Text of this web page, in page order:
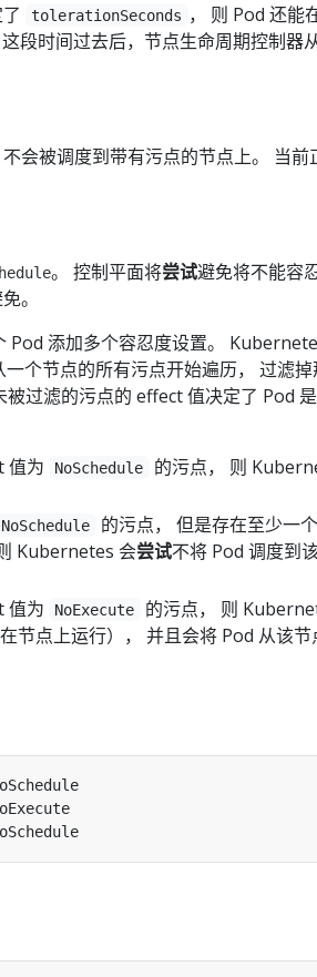
tolerationSeconds ， 则 Pod 还能
段时间过去后，节点生命周期控制器
会被调度到带有污点的节点上。 当前
。 控制平面将尝试避免将不能容
。
Pod 添加多个容忍度设置。
个节点的所有污点开始遍历， 过滤
过滤的污点的 effect 值决定了 Pod
值为
NoSchedule
的污点， 则
NoSchedule
的污点， 但是存在至少一个
Kubernetes 会尝试不将 Pod 调度到
值为
NoExecute
的污点， 则
节点上运行）， 并且会将 Pod 从该节